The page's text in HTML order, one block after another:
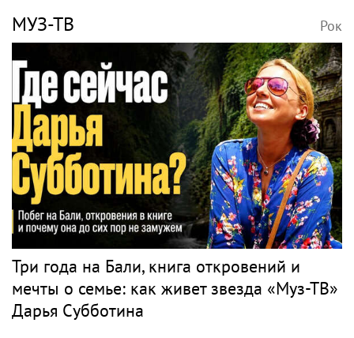
МУЗ-ТВ Рок
Три года на Бали, книга откровений и
мечты о семье: как живет звезда «Муз-ТВ»
Дарья Субботина